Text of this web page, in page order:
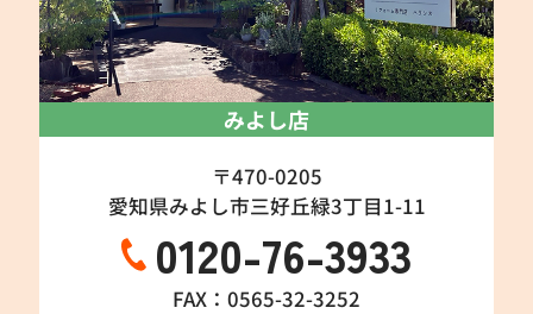
みよし店
〒470-0205
愛知県みよし市三好丘緑3丁目1-11
0120-76-3933
FAX：0565-32-3252